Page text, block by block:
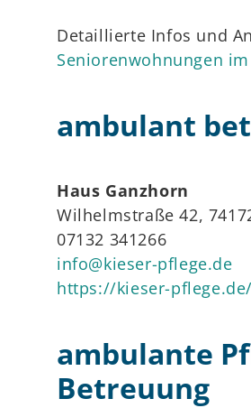
Detaillierte Infos und
Seniorenwohnungen
ambulant
Haus Ganzhorn
Wilhelmstraße 42,
07132 341266
info@kieser-pflege.de
https://kieser-
ambulante
Betreuung